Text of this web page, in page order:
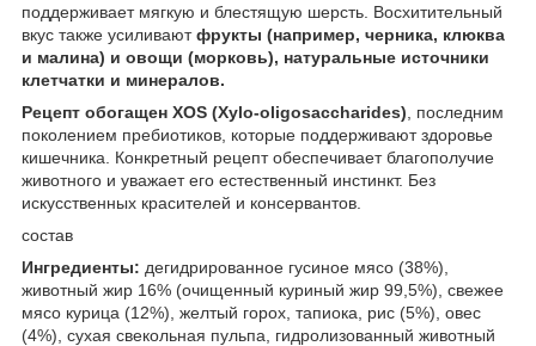
поддерживает мягкую и блестящую шерсть. Восхитительный
вкус также усиливаютфрукты (например, черника, клюква
и малина) и овощи (морковь), натуральные источники
клетчатки и минералов.
Рецепт обогащен XOS (Xylo-oligosaccharides) , последним
поколением пребиотиков, которые поддерживают здоровье
кишечника. Конкретный рецепт обеспечивает благополучие
животного и уважает его естественный инстинкт. Без
искусственных красителей и консервантов.
состав
Ингредиенты: дегидрированное гусиное мясо (38%),
животный жир 16% (очищенный куриный жир 99,5%), свежее
мясо курица (12%), желтый горох, тапиока, рис (5%), овес
(4%), сухая свекольная пульпа, гидролизованный животный